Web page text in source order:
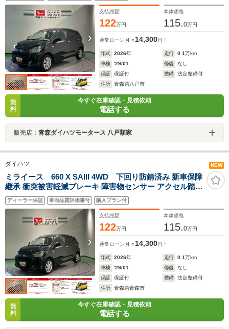
支払総額
122万円
本体価格
115.0万円
通常ローン 月々14,300円
年式 2026年 走行 0.1万km
車検
'29/01 修復
なし
保証
保証付 整備
法定整備付
住所
青森県八戸市
無
料
今すぐ在庫確認・見積依頼
電話する
販売店： 青森ダイハツモータース 八戸類家
ダイハツ NEW
ミライース 660 X SAIII 4WD 下回り防錆済み 新車保障
継承 衝突被害軽減ブレーキ 障害物センサー アクセル踏み
間違い防止装置
ディーラー保証 車両品質評価書付 購入プラン付
支払総額
122万円
本体価格
115.0万円
通常ローン 月々14,300円
年式 2026年 走行 0.1万km
車検
'29/01 修復
なし
保証
保証付 整備
法定整備付
住所
青森県青森市
無
料
今すぐ在庫確認・見積依頼
電話する